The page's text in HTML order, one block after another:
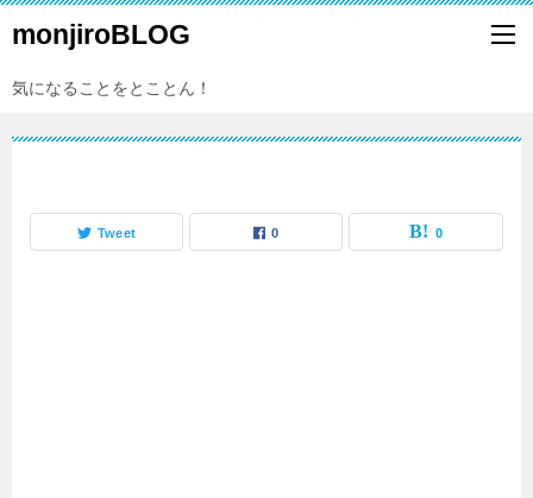
monjiroBLOG
気になることをとことん！
Tweet 0 0